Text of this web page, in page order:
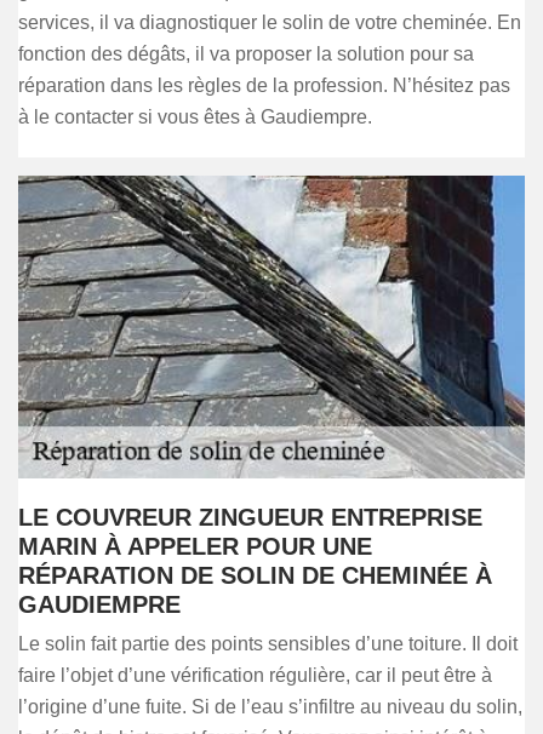
services, il va diagnostiquer le solin de votre cheminée. En
fonction des dégâts, il va proposer la solution pour sa
réparation dans les règles de la profession. N’hésitez pas
à le contacter si vous êtes à Gaudiempre.
LE COUVREUR ZINGUEUR ENTREPRISE
MARIN À APPELER POUR UNE
RÉPARATION DE SOLIN DE CHEMINÉE À
GAUDIEMPRE
Le solin fait partie des points sensibles d’une toiture. Il doit
faire l’objet d’une vérification régulière, car il peut être à
l’origine d’une fuite. Si de l’eau s’infiltre au niveau du solin,